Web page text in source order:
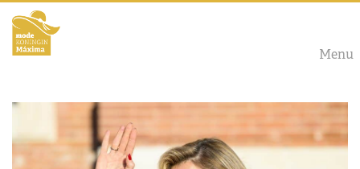
Menu